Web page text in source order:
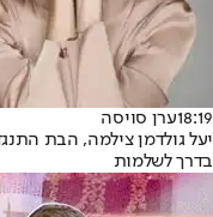
18:19ערן סויסה
יעל גולדמן צילמה, הבת
בדרך לשלמות